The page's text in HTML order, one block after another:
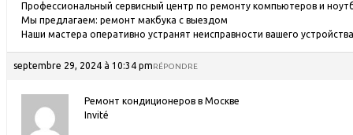
Профессиональный сервисный центр по ремонту компьютеров и
Мы предлагаем: ремонт макбука с выездом
Наши мастера оперативно устранят неисправности вашего
septembre 29, 2024 à 10:34 pmRÉPONDRE
Ремонт кондиционеров в Москве
Invité